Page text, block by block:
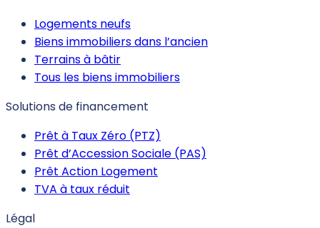
Logements neufs
Biens immobiliers dans l’ancien
Terrains à bâtir
Tous les biens immobiliers
Solutions de financement
Prêt à Taux Zéro (PTZ)
Prêt d’Accession Sociale (PAS)
Prêt Action Logement
TVA à taux réduit
Légal